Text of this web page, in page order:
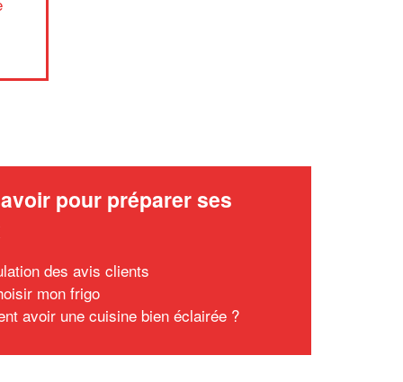
pour préparer ses
des avis clients
mon frigo
avoir une cuisine bien éclairée ?